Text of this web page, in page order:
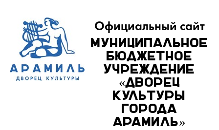
Официальный сайт
Муниципальное
бюджетное
учреждение
«Дворец
культуры
города
Арамиль»